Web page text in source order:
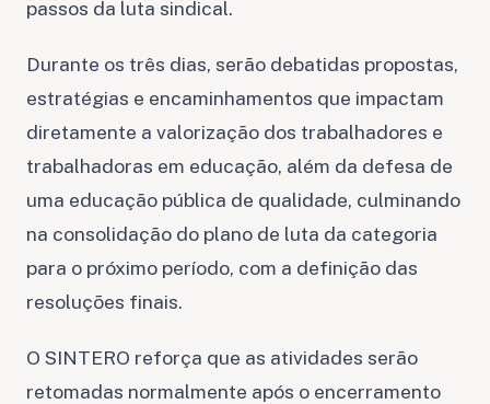
passos da luta sindical.
Durante os três dias, serão debatidas propostas,
estratégias e encaminhamentos que impactam
diretamente a valorização dos trabalhadores e
trabalhadoras em educação, além da defesa de
uma educação pública de qualidade, culminando
na consolidação do plano de luta da categoria
para o próximo período, com a definição das
resoluções finais.
O SINTERO reforça que as atividades serão
retomadas normalmente após o encerramento